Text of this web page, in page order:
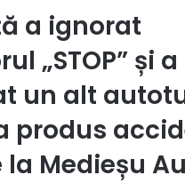
a ignorat
„STOP” și a
un alt
produs
la Medieșu